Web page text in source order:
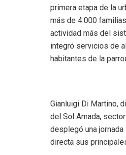
primera etapa de la
más de 4.000
actividad más del
integró servicios de
habitantes de la
Gianluigi Di Martino,
del Sol Amada,
desplegó una
directa sus